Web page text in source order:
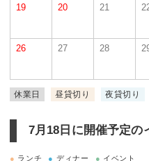
19 20 21
26 27 28
休業日 昼貸切り 夜貸切り
7月18日に 開催予定の
● ランチ ● ディナー ● イベント